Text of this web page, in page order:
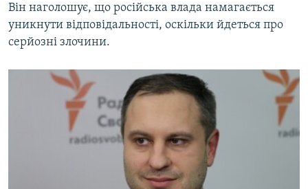
Він наголошує, що російська влада намагається
уникнути відповідальності, оскільки йдеться про
серйозні злочини.